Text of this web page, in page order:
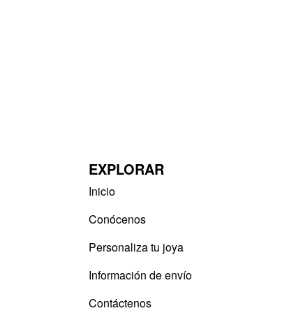
EXPLORAR
Inicio
Conócenos
Personaliza tu joya
Información de envío
Contáctenos